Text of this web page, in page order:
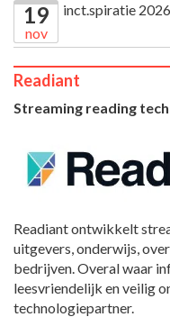
19
nov
inct.spiratie 2026
Readiant
Streaming reading
Readiant ontwikkelt
uitgevers, onderwijs,
bedrijven. Overal waar
leesvriendelijk en veilig
technologiepartner.